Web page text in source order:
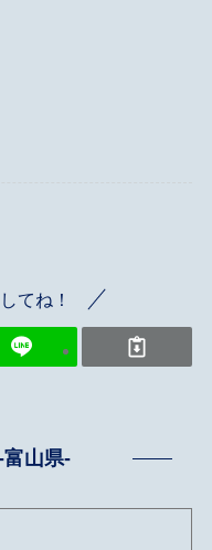
てね！
山県-